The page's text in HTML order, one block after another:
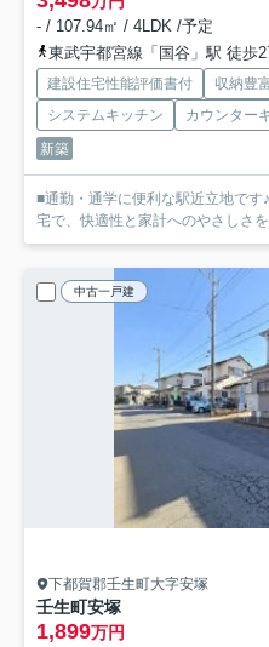
- / 107.94㎡ / 4LDK /予定
東武宇都宮線「国谷」駅 徒歩
建設住宅性能評価書付 収納豊
システムキッチン
カウンター
新築
■通勤・通学に便利な駅近立地で
宅で、快適性と家計へのやさしさ
中古一戸建
下都賀郡壬生町大字安塚
壬生町安塚
1,899万円